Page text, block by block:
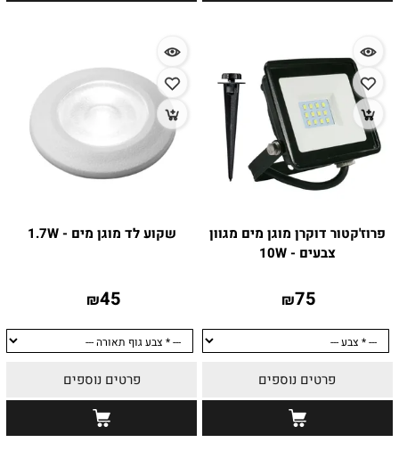
פרוז'קטור דוקרן מוגן מים מגוון
צבעים - 10W
₪75
פרטים נוספים
שקוע לד מוגן מים - 1.7W
₪45
פרטים נוספים